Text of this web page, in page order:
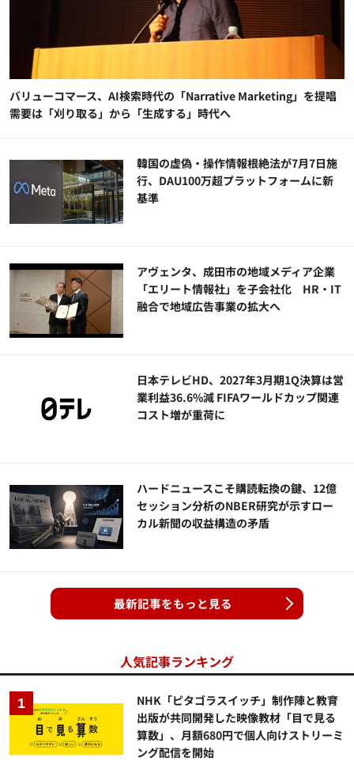
バリューコマース、AI検索時代の「Narrative Marketing」を提唱
需要は「刈り取る」から「生成する」時代へ
韓国の虚偽・操作情報根絶法が7月7日施
行、DAU100万超プラットフォームに新
基準
アヴェンタ、成田市の地域メディア企業
「エリート情報社」を子会社化 HR・IT
融合で地域広告事業の拡大へ
日本テレビHD、2027年3月期1Q決算は営
業利益36.6%減 FIFAワールドカップ関連
コスト増が重荷に
ハードニュースこそ購読転換の鍵、12億
セッション分析のNBER研究が示すロー
カル新聞の収益構造の矛盾
最新記事をもっと見る
人気記事ランキング
NHK「ピタゴラスイッチ」制作陣と教育
出版が共同開発した映像教材「目で見る
算数」、月額680円で個人向けストリーミ
ング配信を開始